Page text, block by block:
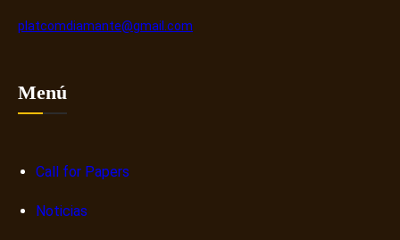
platcomdiamante@gmail.com
Menú
Call for Papers
Noticias